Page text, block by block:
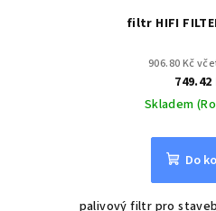
filtr HIFI
906.80 Kč
749.42
Skladem
Do
palivový filtr pro